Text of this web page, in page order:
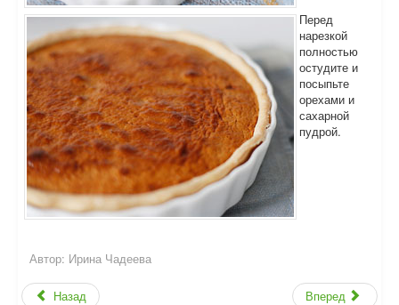
Перед
нарезкой
полностью
остудите и
посыпьте
орехами и
сахарной
пудрой.
Автор: Ирина Чадеева
Назад Вперед